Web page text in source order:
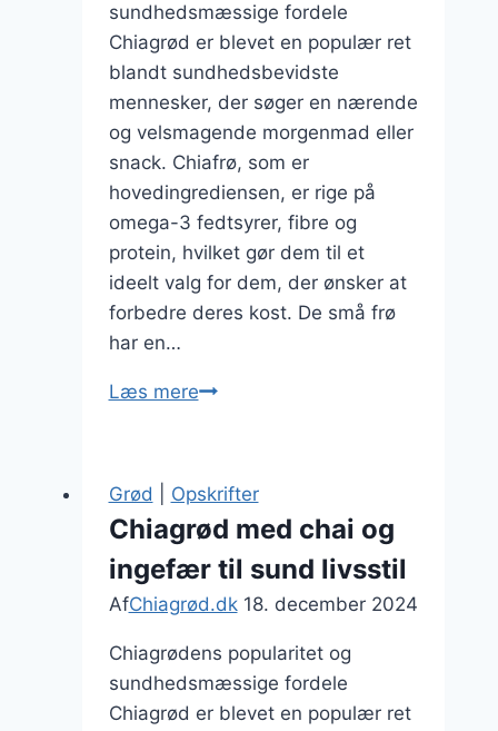
sundhedsmæssige fordele
Chiagrød er blevet en populær ret
blandt sundhedsbevidste
mennesker, der søger en nærende
og velsmagende morgenmad eller
snack. Chiafrø, som er
hovedingrediensen, er rige på
omega-3 fedtsyrer, fibre og
protein, hvilket gør dem til et
ideelt valg for dem, der ønsker at
forbedre deres kost. De små frø
har en…
Læs mereChiagrød
for
sund
forkælelse
Grød Opskrifter
Chiagrød med chai og
ingefær til sund livsstil
AfChiagrød.dk 18. december 2024
Chiagrødens popularitet og
sundhedsmæssige fordele
Chiagrød er blevet en populær ret